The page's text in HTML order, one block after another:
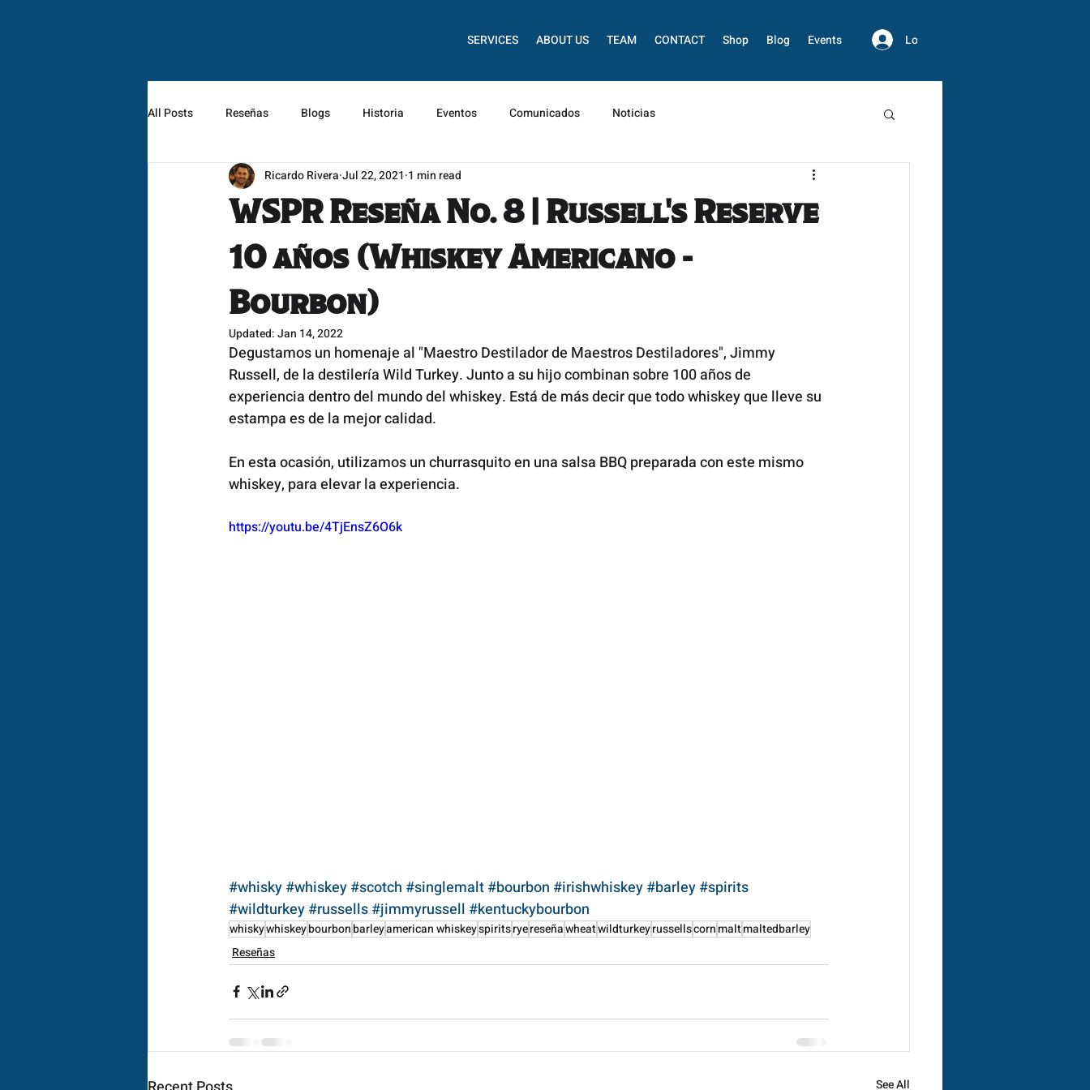
SERVICES ABOUT US TEAM CONTACT Shop Blog Events Log In
All Posts Reseñas Blogs Historia Eventos Comunicados Noticias
WSPR Reseña No. 8 | Russell's Reserve
10 años (Whiskey Americano -
Bourbon)
Ricardo Rivera Jul 22, 2021 1 min read
Updated:Jan 14, 2022
Degustamos un homenaje al "Maestro Destilador de Maestros Destiladores", Jimmy
Russell, de la destilería Wild Turkey. Junto a su hijo combinan sobre 100 años de
experiencia dentro del mundo del whiskey. Está de más decir que todo whiskey que lleve su
estampa es de la mejor calidad.
En esta ocasión, utilizamos un churrasquito en una salsa BBQ preparada con este mismo
whiskey, para elevar la experiencia.
https://youtu.be/4TjEnsZ6O6k
#whisky#whiskey#scotch #singlemalt#bourbon #irishwhiskey#barley#spirits
#wildturkey#russells#jimmyrussell #kentuckybourbon
whiskywhiskeybourbonbarleyamerican whiskeyspiritsryereseñawheatwildturkeyrussellscornmaltmaltedbarley
Reseñas
See All